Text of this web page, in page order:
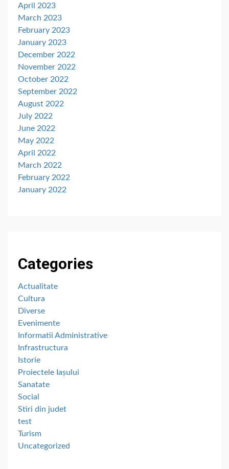
April 2023
March 2023
February 2023
January 2023
December 2022
November 2022
October 2022
September 2022
August 2022
July 2022
June 2022
May 2022
April 2022
March 2022
February 2022
January 2022
Categories
Actualitate
Cultura
Diverse
Evenimente
Informatii Administrative
Infrastructura
Istorie
Proiectele Iașului
Sanatate
Social
Stiri din judet
test
Turism
Uncategorized